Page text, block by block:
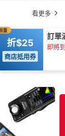
看更多
量
折$25
商店抵用券
訂單
即將